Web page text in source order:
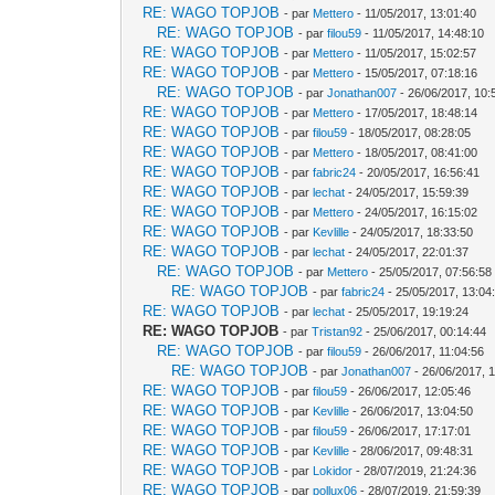
RE: WAGO TOPJOB - par Mettero - 11/05/2017, 13:01:40
RE: WAGO TOPJOB - parfilou59 - 11/05/2017, 14:48:10
RE: WAGO TOPJOB - par Mettero - 11/05/2017, 15:02:57
RE: WAGO TOPJOB - par Mettero - 15/05/2017, 07:18:16
RE: WAGO TOPJOB - parJonathan007 - 26/06/2017,
RE: WAGO TOPJOB - par Mettero - 17/05/2017, 18:48:14
RE: WAGO TOPJOB - parfilou59 - 18/05/2017, 08:28:05
RE: WAGO TOPJOB - par Mettero - 18/05/2017, 08:41:00
RE: WAGO TOPJOB - parfabric24 - 20/05/2017, 16:56:41
RE: WAGO TOPJOB - parlechat - 24/05/2017, 15:59:39
RE: WAGO TOPJOB - par Mettero - 24/05/2017, 16:15:02
RE: WAGO TOPJOB - par Kevlille - 24/05/2017, 18:33:50
RE: WAGO TOPJOB - parlechat - 24/05/2017, 22:01:37
RE: WAGO TOPJOB - par Mettero - 25/05/2017, 07:56:58
RE: WAGO TOPJOB - parfabric24 - 25/05/2017,
RE: WAGO TOPJOB - parlechat - 25/05/2017, 19:19:24
RE: WAGO TOPJOB - parTristan92 - 25/06/2017, 00:14:44
RE: WAGO TOPJOB - parfilou59 - 26/06/2017, 11:04:56
RE: WAGO TOPJOB - parJonathan007 - 26/06/2017,
RE: WAGO TOPJOB - parfilou59 - 26/06/2017, 12:05:46
RE: WAGO TOPJOB - par Kevlille - 26/06/2017, 13:04:50
RE: WAGO TOPJOB - parfilou59 - 26/06/2017, 17:17:01
RE: WAGO TOPJOB - par Kevlille - 28/06/2017, 09:48:31
RE: WAGO TOPJOB - par Lokidor - 28/07/2019, 21:24:36
RE: WAGO TOPJOB - parpollux06 - 28/07/2019, 21:59:39